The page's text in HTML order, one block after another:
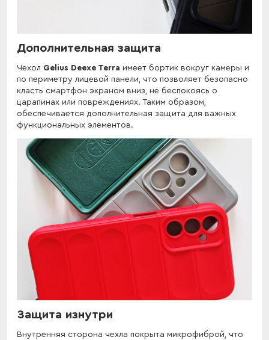
Дополнительная защита
Чехол Gelius Deexe Terra имеет бортик вокруг камеры и
по периметру лицевой панели, что позволяет безопасно
класть смартфон экраном вниз, не беспокоясь о
царапинах или повреждениях. Таким образом,
обеспечивается дополнительная защита для важных
функциональных элементов.
Защита изнутри
Внутренняя сторона чехла покрыта микрофиброй, что